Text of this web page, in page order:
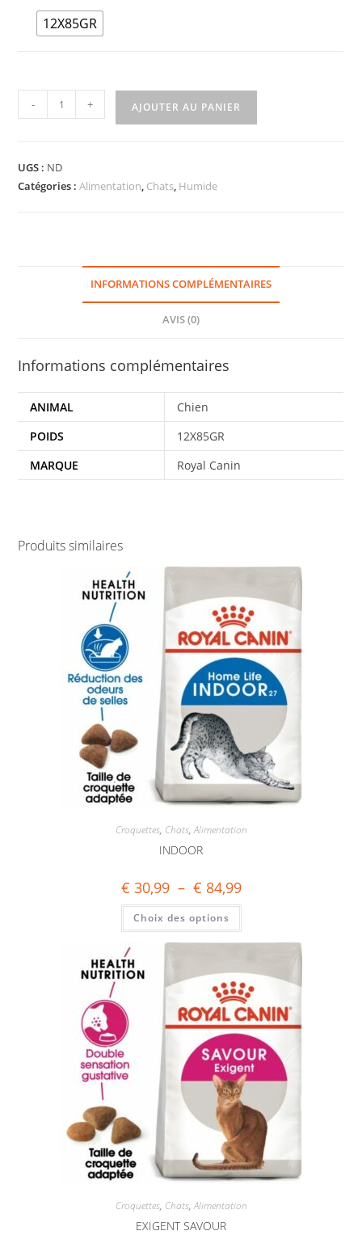
12X85GR
- + AJOUTER AU PANIER
UGS : ND
Catégories :Alimentation, Chats, Humide
INFORMATIONS COMPLÉMENTAIRES
AVIS (0)
Informations complémentaires
ANIMAL
Chien
POIDS
12X85GR
MARQUE
Royal Canin
Produits similaires
Croquettes, Chats,Alimentation
INDOOR
€ 30,99 – € 84,99
Choix des options
Croquettes, Chats,Alimentation
EXIGENT SAVOUR